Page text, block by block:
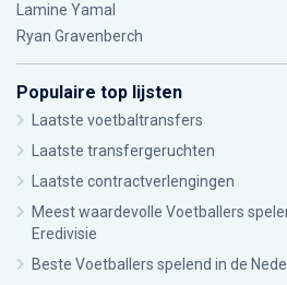
Lamine Yamal
Ryan Gravenberch
Populaire top lijsten
Laatste voetbaltransfers
Laatste transfergeruchten
Laatste contractverlengingen
Meest waardevolle Voetballers
Eredivisie
Beste Voetballers spelend in de